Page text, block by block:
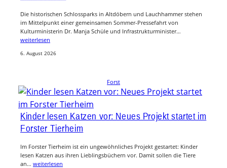
Die historischen Schlossparks in Altdöbern und Lauchhammer stehen
im Mittelpunkt einer gemeinsamen Sommer-Pressefahrt von
Kulturministerin Dr. Manja Schüle und Infrastrukturminister…
weiterlesen
6. August 2026
Forst
Kinder lesen Katzen vor: Neues Projekt startet im
Forster Tierheim
Im Forster Tierheim ist ein ungewöhnliches Projekt gestartet: Kinder
lesen Katzen aus ihren Lieblingsbüchern vor. Damit sollen die Tiere
an… weiterlesen